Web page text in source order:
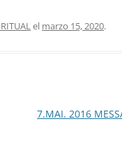
el marzo 15, 2020.
7.MAI. 2016